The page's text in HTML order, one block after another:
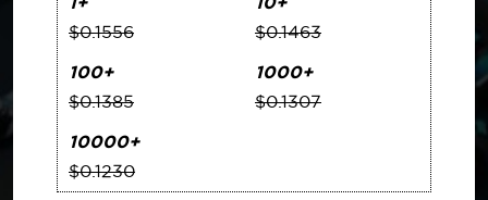
$0.1556
$0.1463
100+
$0.1385
1000+
$0.1307
10000+
$0.1230